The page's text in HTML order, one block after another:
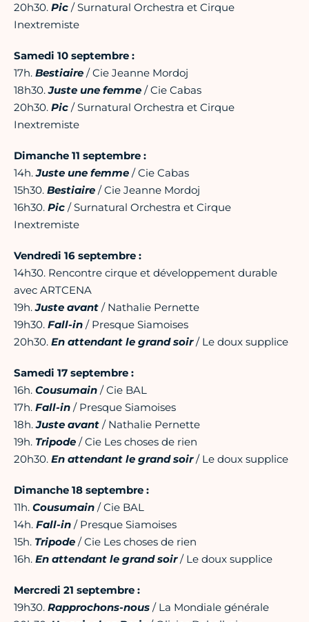
20h30. Pic / Surnatural Orchestra et Cirque
Inextremiste
Samedi 10 septembre :
17h. Bestiaire / Cie Jeanne Mordoj
18h30.Juste une femme / Cie Cabas
20h30. Pic / Surnatural Orchestra et Cirque
Inextremiste
Dimanche 11 septembre :
14h.Juste une femme / Cie Cabas
15h30. Bestiaire / Cie Jeanne Mordoj
16h30. Pic / Surnatural Orchestra et Cirque
Inextremiste
Vendredi 16 septembre :
14h30. Rencontre cirque et développement durable
avec ARTCENA
19h.Juste avant / Nathalie Pernette
19h30. Fall-in / Presque Siamoises
20h30. En attendant le grand soir / Le doux supplice
Samedi 17 septembre :
16h. Cousumain / Cie BAL
17h. Fall-in / Presque Siamoises
18h.Juste avant / Nathalie Pernette
19h. Tripode / Cie Les choses de rien
20h30. En attendant le grand soir/ Le doux supplice
Dimanche 18 septembre :
11h. Cousumain / Cie BAL
14h. Fall-in / Presque Siamoises
15h. Tripode / Cie Les choses de rien
16h. En attendant le grand soir / Le doux supplice
Mercredi 21 septembre :
19h30. Rapprochons-nous / La Mondiale générale